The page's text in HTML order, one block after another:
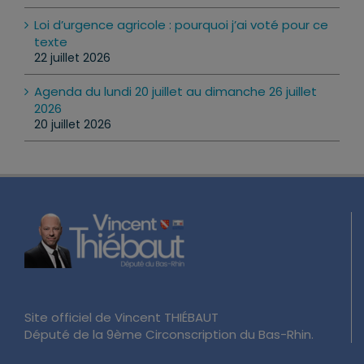
Loi d’urgence agricole : pourquoi j’ai voté pour ce
texte
22 juillet 2026
Agenda du lundi 20 juillet au dimanche 26 juillet
2026
20 juillet 2026
Site officiel de Vincent THIÉBAUT
Député de la 9ème Circonscription du Bas-Rhin.